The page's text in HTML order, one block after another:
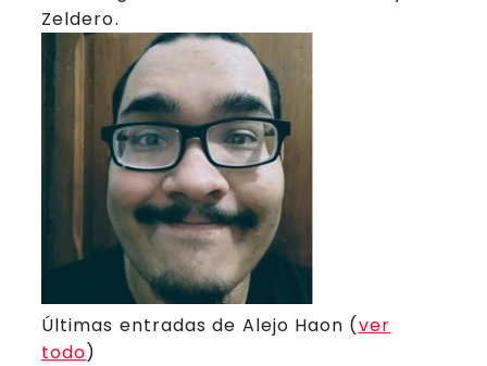
Zeldero.
Últimas entradas de Alejo Haon (ver
todo)